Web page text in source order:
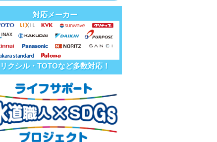
対応メーカー
リクシル・TOTOなど多数対応！